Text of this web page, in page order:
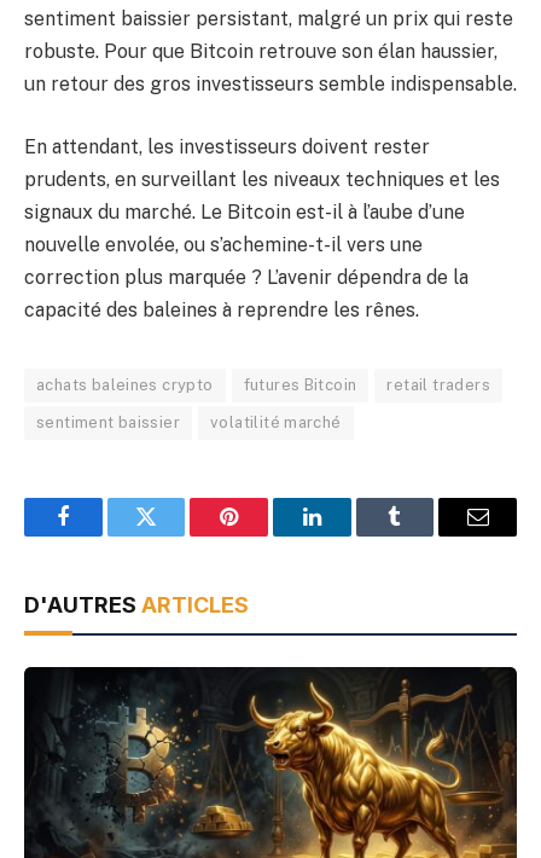
sentiment baissier persistant, malgré un prix qui reste
robuste. Pour que Bitcoin retrouve son élan haussier,
un retour des gros investisseurs semble indispensable.
En attendant, les investisseurs doivent rester
prudents, en surveillant les niveaux techniques et les
signaux du marché. Le Bitcoin est-il à l’aube d’une
nouvelle envolée, ou s’achemine-t-il vers une
correction plus marquée ? L’avenir dépendra de la
capacité des baleines à reprendre les rênes.
achats baleines crypto futures Bitcoin retail traders
sentiment baissier volatilité marché
FacebookTwitter Pinterest LinkedInTumblr Email
D'AUTRES ARTICLES